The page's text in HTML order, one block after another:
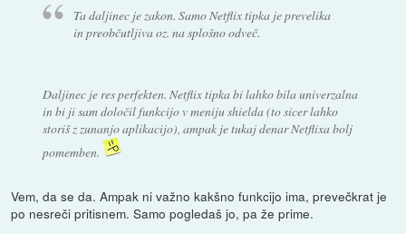
Ta daljinec je zakon. Samo Netflix tipka je prevelika
in preobčutljiva oz. na splošno odveč.
Daljinec je res perfekten. Netflix tipka bi lahko bila univerzalna
in bi ji sam določil funkcijo v meniju shielda (to sicer lahko
storiš z zunanjo aplikacijo), ampak je tukaj denar Netflixa bolj
pomemben.
Vem, da se da. Ampak ni važno kakšno funkcijo ima, prevečkrat je
po nesreči pritisnem. Samo pogledaš jo, pa že prime.